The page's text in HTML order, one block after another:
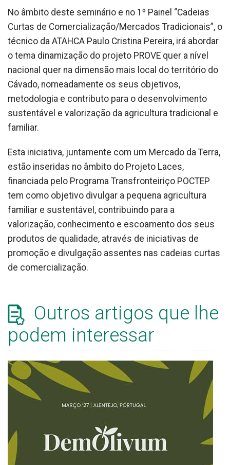
No âmbito deste seminário e no 1º Painel “Cadeias
Curtas de Comercialização/Mercados Tradicionais”, o
técnico da ATAHCA Paulo Cristina Pereira, irá abordar
o tema dinamização do projeto PROVE quer a nível
nacional quer na dimensão mais local do território do
Cávado, nomeadamente os seus objetivos,
metodologia e contributo para o desenvolvimento
sustentável e valorização da agricultura tradicional e
familiar.
Esta iniciativa, juntamente com um Mercado da Terra,
estão inseridas no âmbito do Projeto Laces,
financiada pelo Programa Transfronteiriço POCTEP
tem como objetivo divulgar a pequena agricultura
familiar e sustentável, contribuindo para a
valorização, conhecimento e escoamento dos seus
produtos de qualidade, através de iniciativas de
promoção e divulgação assentes nas cadeias curtas
de comercialização.
Outros artigos que lhe
podem interessar